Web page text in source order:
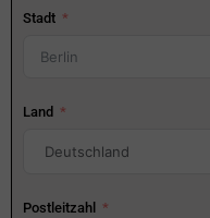
Stadt
Land
Postleitzahl